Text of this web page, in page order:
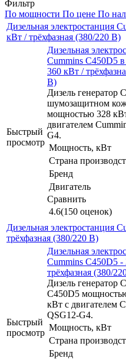
Фильтр
По мощности По цене По
Дизельная электростанция
кВт / трёхфазная (380/220 В)
Быстрый
просмотр
Дизельная
Cummins C450D5
360 кВт /
В)
Дизель генератор
шумозащитном
мощностью 328
двигателем
G4.
Мощность, кВт
Страна
Бренд
Двигатель
Сравнить
4.6(150 оценок)
Дизельная электростанция
трёхфазная (380/220 В)
Быстрый
просмотр
Дизельная
Cummins C450D5 -
трёхфазная (380/
Дизель генератор
C450D5
кВт с двигателем
QSG12-G4.
Мощность, кВт
Страна
Бренд